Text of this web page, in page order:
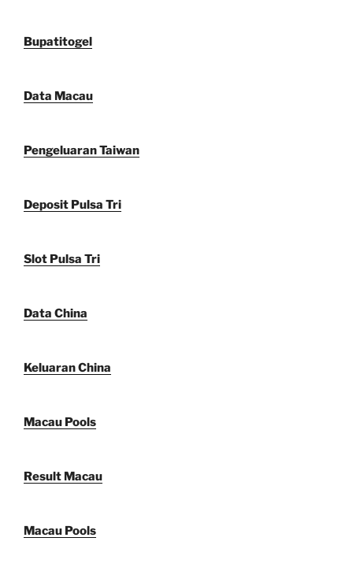
Bupatitogel
Data Macau
Pengeluaran Taiwan
Deposit Pulsa Tri
Slot Pulsa Tri
Data China
Keluaran China
Macau Pools
Result Macau
Macau Pools